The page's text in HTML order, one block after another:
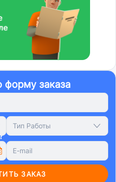
форму заказа
Тип Работы
ЗАКАЗ